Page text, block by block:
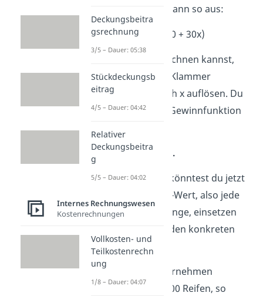
dann so aus:
G(x) = 80x – (50.000 + 30x)
Damit du weiterrechnen kannst,
musst du nun die Klammer
aufheben und nach x auflösen. Du
erhältst also eine Gewinnfunktion
G(x) = 50x – 50.000.
In diese Funktion könntest du jetzt
jeden beliebigen x-Wert, also jede
beliebige Stückmenge, einsetzen
und daraus dann den konkreten
Gewinn ermitteln.
Verkauft das Unternehmen
beispielsweise 3.000 Reifen, so
Deckungsbeitra
gsrechnung
3/5 – Dauer: 05:38
Stückdeckungsb
eitrag
4/5 – Dauer: 04:42
Relativer
Deckungsbeitra
g
5/5 – Dauer: 04:02
Internes Rechnungswesen
Kostenrechnungen
Vollkosten- und
Teilkostenrechn
ung
1/8 – Dauer: 04:07